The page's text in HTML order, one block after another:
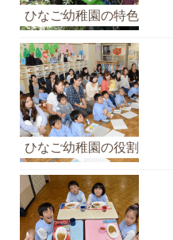
ひなご幼稚園の特色
ひなご幼稚園の役割